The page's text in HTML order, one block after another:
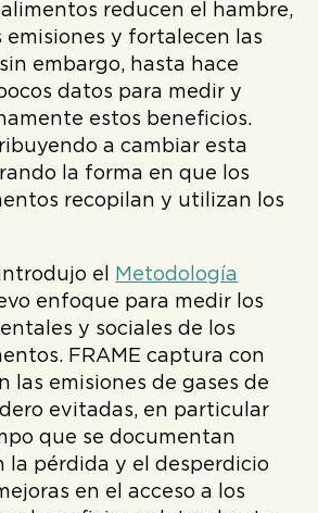
reducen el hambre,
emisiones y fortalecen las
embargo, hasta hace
datos para medir y
estos beneficios.
a cambiar esta
la forma en que los
recopilan y utilizan los
el
Metodología
enfoque para medir los
y sociales de los
FRAME captura con
las emisiones de gases de
evitadas, en particular
que se documentan
la pérdida y el desperdicio
en el acceso a los